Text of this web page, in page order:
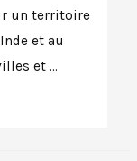
un territoire
et au
et …